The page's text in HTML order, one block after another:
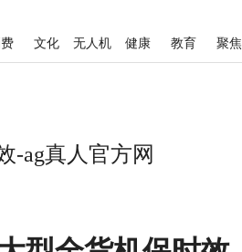
文化 无人机 健康 教育 聚焦
-ag真人官方网